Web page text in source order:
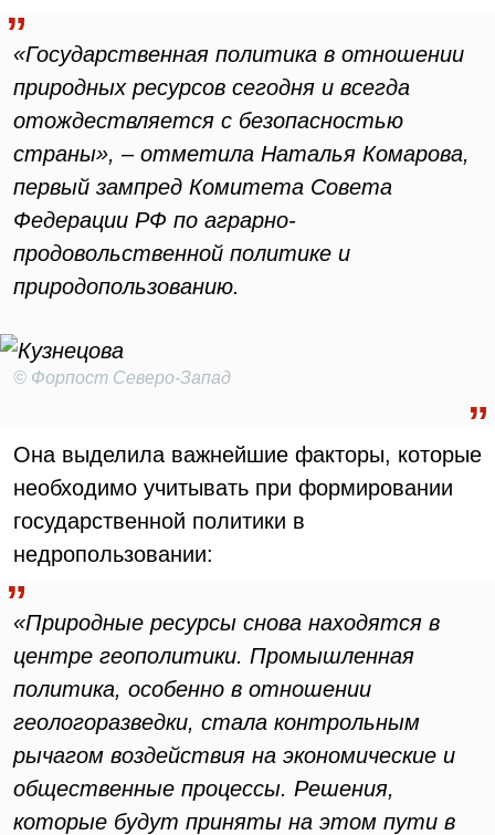
«Государственная политика в отношении
природных ресурсов сегодня и всегда
отождествляется с безопасностью
страны», – отметила Наталья Комарова,
первый зампред Комитета Совета
Федерации РФ по аграрно-
продовольственной политике и
природопользованию.
© Форпост Северо-Запад
Она выделила важнейшие факторы, которые
необходимо учитывать при формировании
государственной политики в
недропользовании:
«Природные ресурсы снова находятся в
центре геополитики. Промышленная
политика, особенно в отношении
геологоразведки, стала контрольным
рычагом воздействия на экономические и
общественные процессы. Решения,
которые будут приняты на этом пути в